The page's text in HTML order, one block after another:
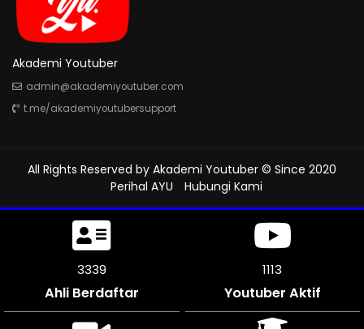
Akademi Youtuber
admin@akademiyoutuber.com
t.me/akademiyoutubersupport
All Rights Reserved by Akademi Youtuber © Since 2020
Perihal AYU
Hubungi Kami
3645
Ahli Berdaftar
1215
Youtuber Aktif